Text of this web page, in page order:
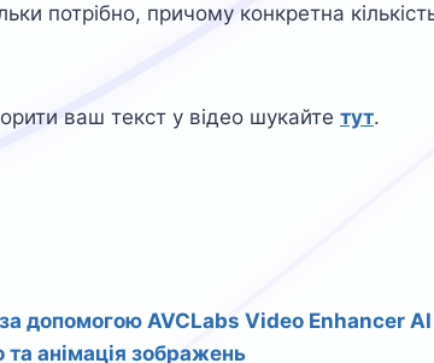
потрібно, причому конкретна
ваш текст у відео шукайте тут.
допомогою AVCLabs Video Enhancer AI
та анімація зображень